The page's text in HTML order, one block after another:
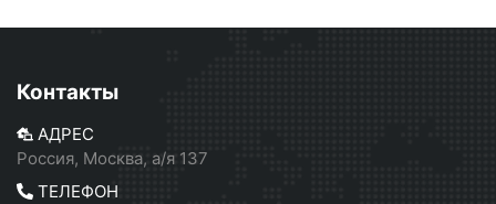
Контакты
АДРЕС
Россия, Москва, а/я 137
ТЕЛЕФОН